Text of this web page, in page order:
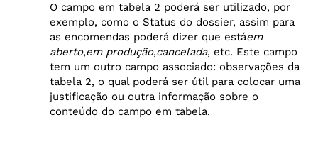
O campo em tabela 2 poderá ser utilizado, por
exemplo, como o Status do dossier, assim para
as encomendas poderá dizer que estáem
aberto,em produção,cancelada, etc. Este campo
tem um outro campo associado: observações da
tabela 2, o qual poderá ser útil para colocar uma
justificação ou outra informação sobre o
conteúdo do campo em tabela.